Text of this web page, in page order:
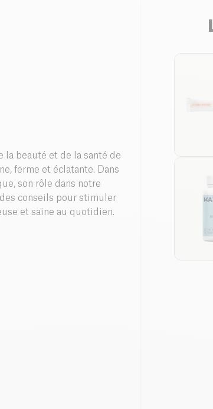
beauté et de la santé de
ferme et éclatante. Dans
son rôle dans notre
conseils pour stimuler
et saine au quotidien.